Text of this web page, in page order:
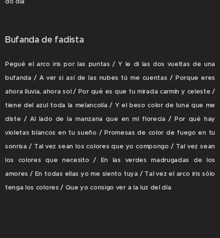
Bufanda de fadista
Pegué el arco iris por las puntas / Y le di las dos vueltas de una
bufanda / A ver si así de las nubes tú me cuentas / Porque eres
ahora lluvia, ahora sol / Por qué es que tu mirada carmín y celeste /
tiene del azul toda la melancolía / Y el beso color de luna que me
diste / Al lado de la manzana que en mí florecía / Por qué hay
violetas blancos en tu sueño / Promesas de color de fuego en tu
sonrisa / Tal vez sean los colores que yo compongo / Tal vez sean
los colores que necesito / En las verdes madrugadas de los
amores / En todas ellas yo me siento tuya / Tal vez el arco iris sólo
tenga los colores / Que yo consigo ver a la luz del día